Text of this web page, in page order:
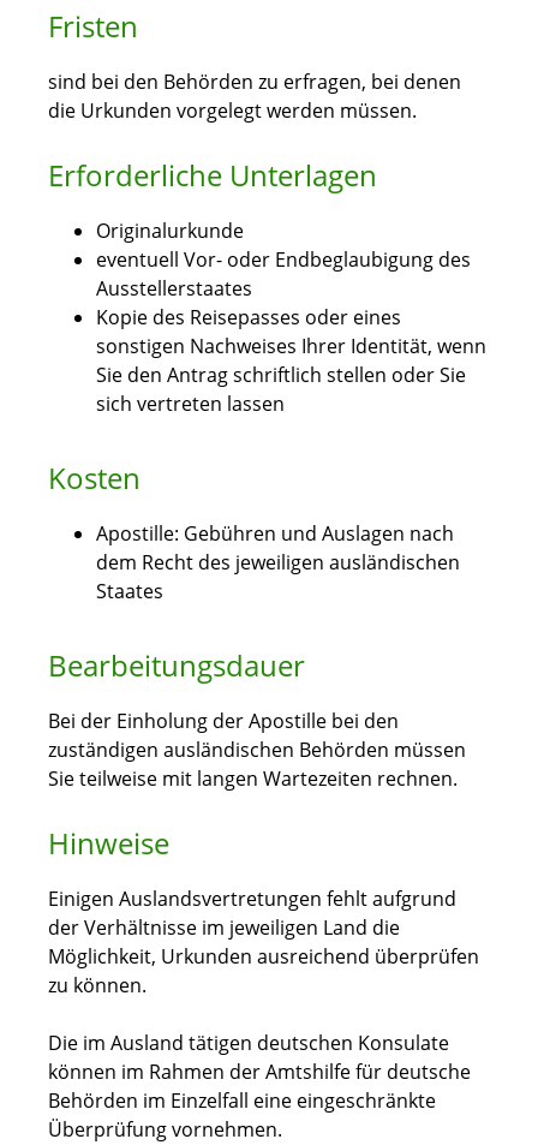
Fristen
sind bei den Behörden zu erfragen, bei denen
die Urkunden vorgelegt werden müssen.
Erforderliche Unterlagen
Originalurkunde
eventuell Vor- oder Endbeglaubigung des
Ausstellerstaates
Kopie des Reisepasses oder eines
sonstigen Nachweises Ihrer Identität, wenn
Sie den Antrag schriftlich stellen oder Sie
sich vertreten lassen
Kosten
Apostille: Gebühren und Auslagen nach
dem Recht des jeweiligen ausländischen
Staates
Bearbeitungsdauer
Bei der Einholung der Apostille bei den
zuständigen ausländischen Behörden müssen
Sie teilweise mit langen Wartezeiten rechnen.
Hinweise
Einigen Auslandsvertretungen fehlt aufgrund
der Verhältnisse im jeweiligen Land die
Möglichkeit, Urkunden ausreichend überprüfen
zu können.
Die im Ausland tätigen deutschen Konsulate
können im Rahmen der Amtshilfe für deutsche
Behörden im Einzelfall eine eingeschränkte
Überprüfung vornehmen.